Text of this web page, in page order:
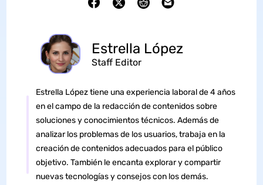
Estrella López
Staff Editor
Estrella López tiene una experiencia laboral de 4 años
en el campo de la redacción de contenidos sobre
soluciones y conocimientos técnicos. Además de
analizar los problemas de los usuarios, trabaja en la
creación de contenidos adecuados para el público
objetivo. También le encanta explorar y compartir
nuevas tecnologías y consejos con los demás.